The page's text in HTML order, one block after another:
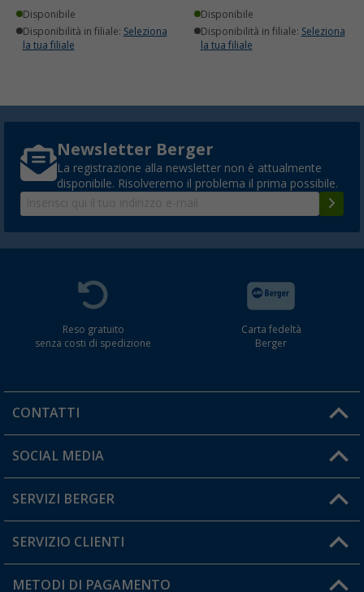
Disponibile
Disponibilità in filiale: Seleziona
la tua filiale
Disponibile
Disponibilità in filiale: Seleziona
la tua filiale
Newsletter Berger
La registrazione alla newsletter non è attualmente
disponibile. Risolveremo il problema il prima possibile.
Reso gratuito
senza costi di spedizione
Carta fedeltà
Berger
CONTATTI
Orari di apertura del servizio:
Hai una domanda?
SOCIAL MEDIA
SERVIZI BERGER
Diventare rivenditori
Il mio Account
SERVIZIO CLIENTI
Informazioni sulla spedizione
METODI DI PAGAMENTO